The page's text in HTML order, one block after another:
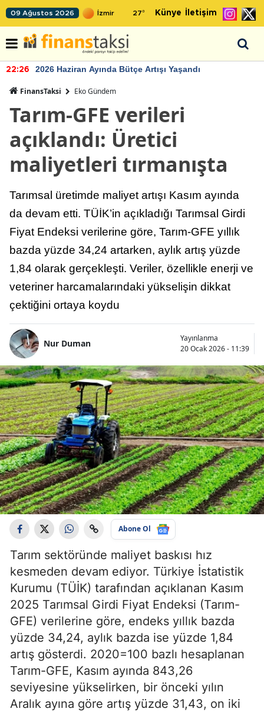
09 Ağustos 2026 27° Künye İletişim
22:26 2026 Haziran Ayında Bütçe Artışı Yaşandı
FinansTaksi Eko Gündem
Tarım-GFE verileri
açıklandı: Üretici
maliyetleri tırmanışta
Tarımsal üretimde maliyet artışı Kasım ayında
da devam etti. TÜİK’in açıkladığı Tarımsal Girdi
Fiyat Endeksi verilerine göre, Tarım-GFE yıllık
bazda yüzde 34,24 artarken, aylık artış yüzde
1,84 olarak gerçekleşti. Veriler, özellikle enerji ve
veteriner harcamalarındaki yükselişin dikkat
çektiğini ortaya koydu
Nur Duman
Yayınlanma
20 Ocak 2026 - 11:39
Abone Ol
Tarım sektöründe maliyet baskısı hız
kesmeden devam ediyor. Türkiye İstatistik
Kurumu (TÜİK) tarafından açıklanan Kasım
2025 Tarımsal Girdi Fiyat Endeksi (Tarım-
GFE) verilerine göre, endeks yıllık bazda
yüzde 34,24, aylık bazda ise yüzde 1,84
artış gösterdi. 2020=100 bazlı hesaplanan
Tarım-GFE, Kasım ayında 843,26
seviyesine yükselirken, bir önceki yılın
Aralık ayına göre artış yüzde 31,43, on iki